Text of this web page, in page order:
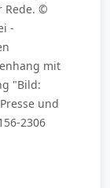
Rede. ©
-
mit
"Bild:
und
2306